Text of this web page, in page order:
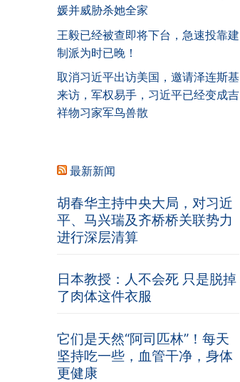
媛并威胁杀她全家
王毅已经被查即将下台，急速投靠建
制派为时已晚！
取消习近平出访美国，邀请泽连斯基
来访，军权易手，习近平已经变成吉
祥物习家军鸟兽散
最新新闻
胡春华主持中央大局，对习近
平、马兴瑞及齐桥桥关联势力
进行深层清算
日本教授：人不会死 只是脱掉
了肉体这件衣服
它们是天然“阿司匹林”！每天
坚持吃一些，血管干净，身体
更健康